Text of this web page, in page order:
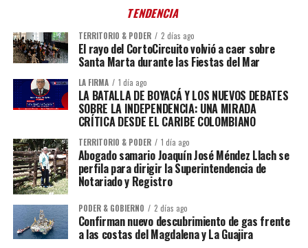
TENDENCIA
TERRITORIO & PODER 2 días ago
El rayo del CortoCircuito volvió a caer sobre
Santa Marta durante las Fiestas del Mar
LA FIRMA 1 día ago
LA BATALLA DE BOYACÁ Y LOS NUEVOS DEBATES
SOBRE LA INDEPENDENCIA: UNA MIRADA
CRÍTICA DESDE EL CARIBE COLOMBIANO
TERRITORIO & PODER 1 día ago
Abogado samario Joaquín José Méndez Llach se
perfila para dirigir la Superintendencia de
Notariado y Registro
PODER & GOBIERNO 2 días ago
Confirman nuevo descubrimiento de gas frente
a las costas del Magdalena y La Guajira